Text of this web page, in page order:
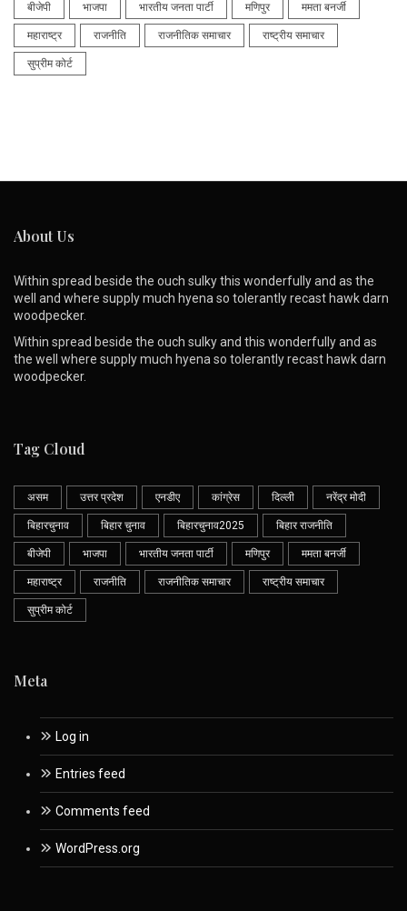
बीजेपी भाजपा भारतीय जनता पार्टी मणिपुर ममता बनर्जी
महाराष्ट्र राजनीति राजनीतिक समाचार राष्ट्रीय समाचार
सुप्रीम कोर्ट
About Us
Within spread beside the ouch sulky this wonderfully and as the
well and where supply much hyena so tolerantly recast hawk darn
woodpecker.
Within spread beside the ouch sulky and this wonderfully and as
the well where supply much hyena so tolerantly recast hawk darn
woodpecker.
Tag Cloud
असम उत्तर प्रदेश एनडीए कांग्रेस दिल्ली नरेंद्र मोदी
बिहारचुनाव बिहार चुनाव बिहारचुनाव2025 बिहार राजनीति
बीजेपी भाजपा भारतीय जनता पार्टी मणिपुर ममता बनर्जी
महाराष्ट्र राजनीति राजनीतिक समाचार राष्ट्रीय समाचार
सुप्रीम कोर्ट
Meta
Log in
Entries feed
Comments feed
WordPress.org